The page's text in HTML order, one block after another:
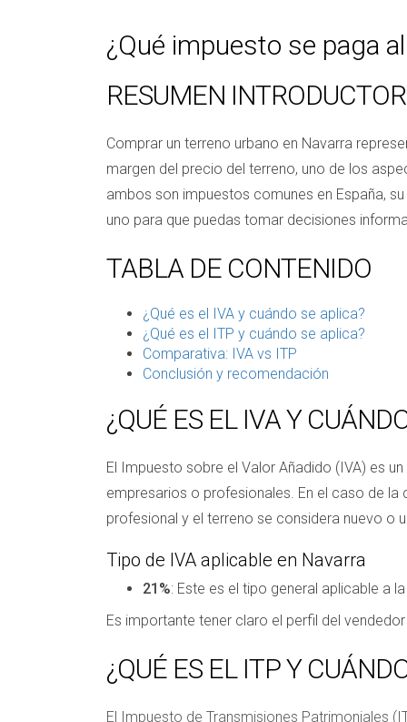
¿Qué impuesto se paga
RESUMEN
Comprar un terreno urbano en Navarra
margen del precio del terreno, uno de los
ambos son impuestos comunes en España,
uno para que puedas tomar decisiones
TABLA DE CONTENIDO
¿Qué es el IVA y cuándo se aplica?
¿Qué es el ITP y cuándo se aplica?
Comparativa: IVA vs ITP
Conclusión y recomendación
¿QUÉ ES EL IVA Y
El Impuesto sobre el Valor Añadido (IVA) es
empresarios o profesionales. En el caso de
profesional y el terreno se considera nuevo o
Tipo de IVA aplicable en Navarra
21%: Este es el tipo general aplicable a
Es importante tener claro el perfil del
¿QUÉ ES EL ITP Y
El Impuesto de Transmisiones Patrimoniales